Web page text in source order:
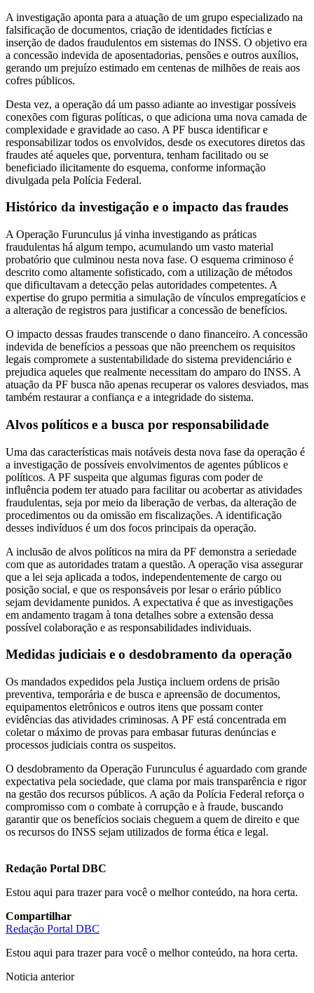
A investigação aponta para a atuação de um grupo especializado na
falsificação de documentos, criação de identidades fictícias e
inserção de dados fraudulentos em sistemas do INSS. O objetivo era
a concessão indevida de aposentadorias, pensões e outros auxílios,
gerando um prejuízo estimado em centenas de milhões de reais aos
cofres públicos.
Desta vez, a operação dá um passo adiante ao investigar possíveis
conexões com figuras políticas, o que adiciona uma nova camada de
complexidade e gravidade ao caso. A PF busca identificar e
responsabilizar todos os envolvidos, desde os executores diretos das
fraudes até aqueles que, porventura, tenham facilitado ou se
beneficiado ilicitamente do esquema, conforme informação
divulgada pela Polícia Federal.
Histórico da investigação e o impacto das fraudes
A Operação Furunculus já vinha investigando as práticas
fraudulentas há algum tempo, acumulando um vasto material
probatório que culminou nesta nova fase. O esquema criminoso é
descrito como altamente sofisticado, com a utilização de métodos
que dificultavam a detecção pelas autoridades competentes. A
expertise do grupo permitia a simulação de vínculos empregatícios e
a alteração de registros para justificar a concessão de benefícios.
O impacto dessas fraudes transcende o dano financeiro. A concessão
indevida de benefícios a pessoas que não preenchem os requisitos
legais compromete a sustentabilidade do sistema previdenciário e
prejudica aqueles que realmente necessitam do amparo do INSS. A
atuação da PF busca não apenas recuperar os valores desviados, mas
também restaurar a confiança e a integridade do sistema.
Alvos políticos e a busca por responsabilidade
Uma das características mais notáveis desta nova fase da operação é
a investigação de possíveis envolvimentos de agentes públicos e
políticos. A PF suspeita que algumas figuras com poder de
influência podem ter atuado para facilitar ou acobertar as atividades
fraudulentas, seja por meio da liberação de verbas, da alteração de
procedimentos ou da omissão em fiscalizações. A identificação
desses indivíduos é um dos focos principais da operação.
A inclusão de alvos políticos na mira da PF demonstra a seriedade
com que as autoridades tratam a questão. A operação visa assegurar
que a lei seja aplicada a todos, independentemente de cargo ou
posição social, e que os responsáveis por lesar o erário público
sejam devidamente punidos. A expectativa é que as investigações
em andamento tragam à tona detalhes sobre a extensão dessa
possível colaboração e as responsabilidades individuais.
Medidas judiciais e o desdobramento da operação
Os mandados expedidos pela Justiça incluem ordens de prisão
preventiva, temporária e de busca e apreensão de documentos,
equipamentos eletrônicos e outros itens que possam conter
evidências das atividades criminosas. A PF está concentrada em
coletar o máximo de provas para embasar futuras denúncias e
processos judiciais contra os suspeitos.
O desdobramento da Operação Furunculus é aguardado com grande
expectativa pela sociedade, que clama por mais transparência e rigor
na gestão dos recursos públicos. A ação da Polícia Federal reforça o
compromisso com o combate à corrupção e à fraude, buscando
garantir que os benefícios sociais cheguem a quem de direito e que
os recursos do INSS sejam utilizados de forma ética e legal.
Redação Portal DBC
Estou aqui para trazer para você o melhor conteúdo, na hora certa.
Compartilhar
Redação Portal DBC
Estou aqui para trazer para você o melhor conteúdo, na hora certa.
Noticia anterior